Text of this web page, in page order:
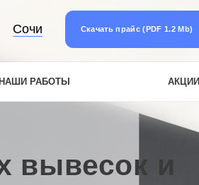
Сочи Скачать прайс (PDF 1.2 Mb)
НАШИ РАБОТЫ АКЦИИ
вывесок и